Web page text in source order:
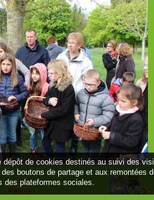
Retour
dépôt de cookies destinés au suivi des
boutons de partage et aux remontées
des plateformes sociales.